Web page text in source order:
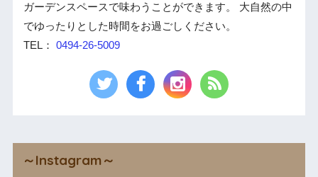
ガーデンスペースで味わうことができます。 大自然の中
でゆったりとした時間をお過ごしください。
TEL： 0494-26-5009
～Instagram～